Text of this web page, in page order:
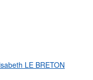
LE BRETON